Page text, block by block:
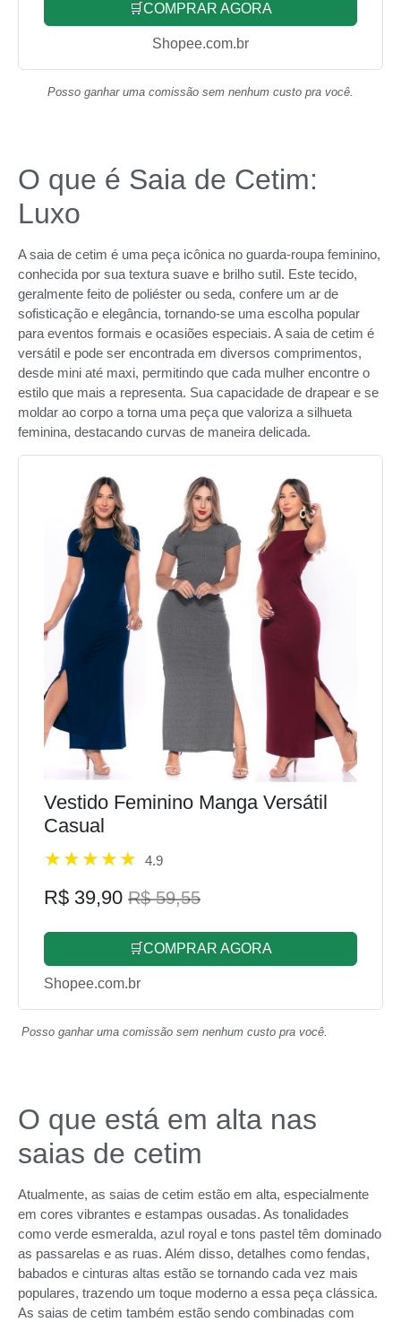
🛒COMPRAR AGORA
Shopee.com.br
Posso ganhar uma comissão sem nenhum custo pra você.
O que é Saia de Cetim:
Luxo
A saia de cetim é uma peça icônica no guarda-roupa feminino,
conhecida por sua textura suave e brilho sutil. Este tecido,
geralmente feito de poliéster ou seda, confere um ar de
sofisticação e elegância, tornando-se uma escolha popular
para eventos formais e ocasiões especiais. A saia de cetim é
versátil e pode ser encontrada em diversos comprimentos,
desde mini até maxi, permitindo que cada mulher encontre o
estilo que mais a representa. Sua capacidade de drapear e se
moldar ao corpo a torna uma peça que valoriza a silhueta
feminina, destacando curvas de maneira delicada.
Vestido Feminino Manga Versátil
Casual
4.9
R$ 39,90 R$ 59,55
🛒COMPRAR AGORA
Shopee.com.br
Posso ganhar uma comissão sem nenhum custo pra você.
O que está em alta nas
saias de cetim
Atualmente, as saias de cetim estão em alta, especialmente
em cores vibrantes e estampas ousadas. As tonalidades
como verde esmeralda, azul royal e tons pastel têm dominado
as passarelas e as ruas. Além disso, detalhes como fendas,
babados e cinturas altas estão se tornando cada vez mais
populares, trazendo um toque moderno a essa peça clássica.
As saias de cetim também estão sendo combinadas com